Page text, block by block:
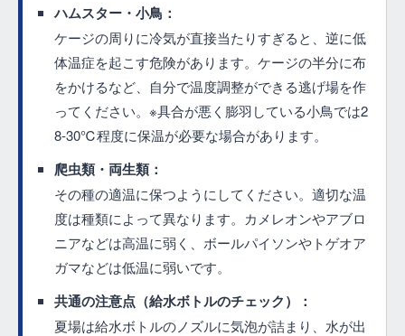
ハムスター・小鳥：
ケージの周りに冷気が直接当たりすぎると、逆に低
体温症を起こす危険があります。ケージの半分に布
をかけるなど、自分で温度調整ができる逃げ場を作
ってください。※具合が悪く膨羽している小鳥では2
8-30℃程度に保温が必要な場合があります。
爬虫類・両生類：
その種の適温に保つようにしてください。適切な温
度は種類によって異なります。カメレオンやアブロ
ニアなどは高温に弱く、ボールパイソンやトゲオア
ガマなどは低温に弱いです。
共通の注意点（給水ボトルのチェック）：
夏場は給水ボトルのノズルに気泡が詰まり、水が出